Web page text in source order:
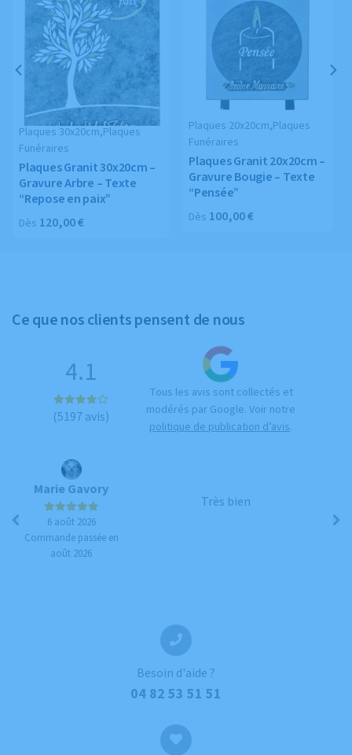
Plaques 30x20cm,Plaques
Funéraires
Plaques Granit 30x20cm –
Gravure Arbre – Texte
“Repose en paix”
Dès 120,00€
Plaques 20x20cm,Plaques
Funéraires
Plaques Granit 20x20cm –
Gravure Bougie – Texte
“Pensée”
Dès 100,00€
Ce que nos clients pensent de nous
4.1
(5197 avis)
Tous les avis sont collectés et
modérés par Google. Voir notre
politique de publication d’avis.
Marie Gavory
6 août 2026
Commande passée en
août 2026
Très bien
Besoin d'aide ?
04 82 53 51 51